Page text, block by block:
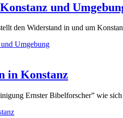
und
den Widerstand in und um
Umgebung
in Konstanz
Ernster Bibelforscher” wie